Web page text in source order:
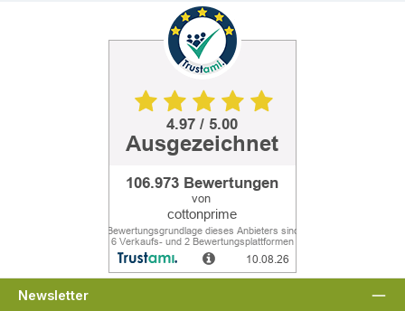
Newsletter